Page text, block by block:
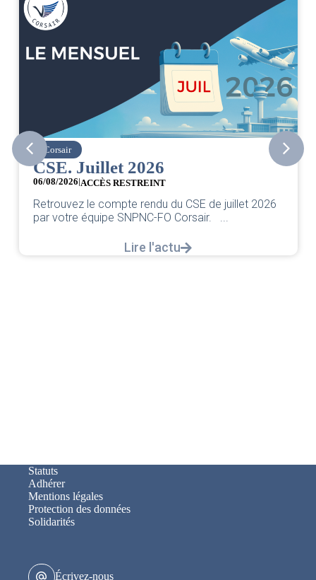
Corsair
CSE. Juillet 2026
06/08/2026|ACCÈS RESTREINT
Retrouvez le compte rendu du CSE de juillet 2026
par votre équipe SNPNC-FO Corsair. ...
Lire l'actu
Statuts
Adhérer
Mentions légales
Protection des données
Solidarités
Écrivez-nous